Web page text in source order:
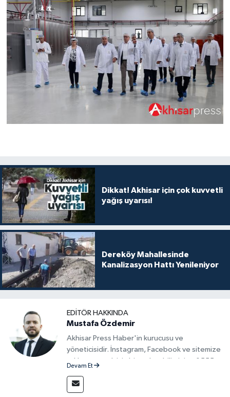
Dikkat! Akhisar için çok kuvvetli
yağış uyarısı!
Dereköy Mahallesinde
Kanalizasyon Hattı Yenileniyor
EDITÖR HAKKINDA
Mustafa Özdemir
Akhisar Press Haber'in kurucusu ve
yöneticisidir. İnstagram, Facebook ve sitemize
reklam vermek için bize ulaşabilirsiniz - 0555
Devam Et